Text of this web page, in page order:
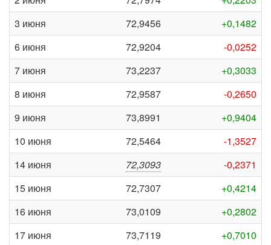
3 июня
72,9456
+0,1482
6 июня
72,9204
-0,0252
7 июня
73,2237
+0,3033
8 июня
72,9587
-0,2650
9 июня
73,8991
+0,9404
10 июня
72,5464
-1,3527
14 июня
72,3093
-0,2371
15 июня
72,7307
+0,4214
16 июня
73,0109
+0,2802
17 июня
73,7119
+0,7010